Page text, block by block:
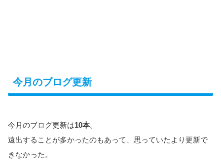
今月のブログ更新
今月のブログ更新は10本。
遠出することが多かったのもあって、思っていたより更新で
きなかった。